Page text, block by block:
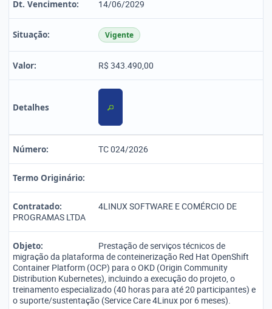
Dt. Vencimento: 14/06/2029
Situação: Vigente
Valor: R$ 343.490,00
Detalhes
Número: TC 024/2026
Termo Originário:
Contratado:
4LINUX SOFTWARE E COMÉRCIO DE
PROGRAMAS LTDA
Objeto:
Prestação de serviços técnicos de
migração da plataforma de conteinerização Red Hat OpenShift
Container Platform (OCP) para o OKD (Origin Community
Distribution Kubernetes), incluindo a execução do projeto, o
treinamento especializado (40 horas para até 20 participantes) e
o suporte/sustentação (Service Care 4Linux por 6 meses).